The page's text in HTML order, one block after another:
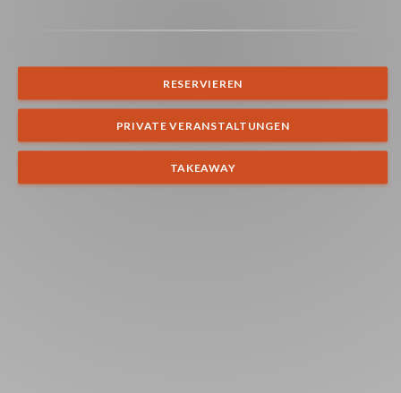
RESERVIEREN
PRIVATE VERANSTALTUNGEN
TAKEAWAY